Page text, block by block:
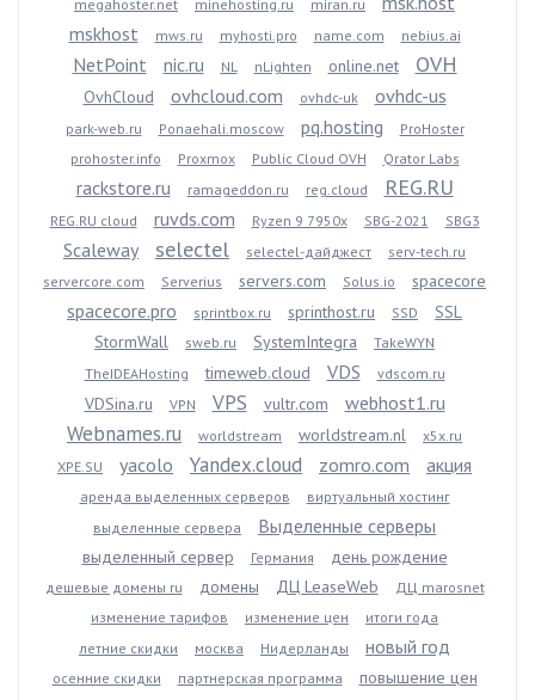
megahoster.net minehosting.ru miran.ru
mskhost
mws.ru myhosti.pro name.com nebius.ai
NetPoint nic.ru NL nLighten online.net OVH
OvhCloud ovhcloud.com ovhdc-uk ovhdc-us
park-web.ru Ponaehali.moscow pq.hosting
ProHoster
prohoster.info
Proxmox Public Cloud OVH Qrator Labs
rackstore.ru ramageddon.ru reg.cloud REG.RU
REG.RU cloud ruvds.com Ryzen 9 7950x SBG-2021 SBG3
Scaleway selectel selectel-дайджест
serv-tech.ru
servercore.com
Serverius servers.com Solus.io spacecore
spacecore.pro sprintbox.ru sprinthost.ru SSD
SSL
StormWall
sweb.ru SystemIntegra
TakeWYN
TheIDEAHosting
timeweb.cloud VDS vdscom.ru
VDSina.ru VPN VPS vultr.com webhost1.ru
Webnames.ru worldstream worldstream.nl
x5x.ru
XPE.SU
yacolo Yandex.cloud zomro.com акция
аренда выделенных серверов
виртуальный хостинг
выделенные сервера
Выделенные серверы
выделенный сервер Германия день рождение
дешевые домены ru домены ДЦ LeaseWeb
ДЦ marosnet
изменение тарифов
изменение цен
итоги года
летние скидки
москва Нидерланды новый год
осенние скидки партнерская программа
повышение цен